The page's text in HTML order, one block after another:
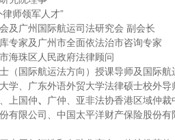
师领军人才”
及广州国际航运司法研究会 副会长
专家及广州市全面依法治市咨询专家
海珠区人民政府法律顾问
（国际航运法方向）授课导师及国际
学、广东外语外贸大学法律硕士校外导
上国仲、 广仲、亚非法协香港区域仲
有限公司、中国太平洋财产保险股份